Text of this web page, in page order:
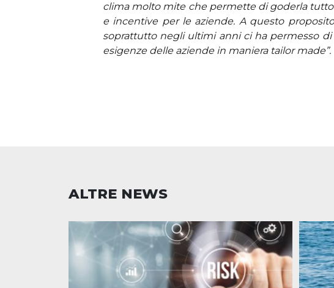
clima molto mite che permette di goderla tutto
e incentive per le aziende. A questo
soprattutto negli ultimi anni ci ha permesso
esigenze delle aziende in maniera tailor made”.
ALTRE NEWS